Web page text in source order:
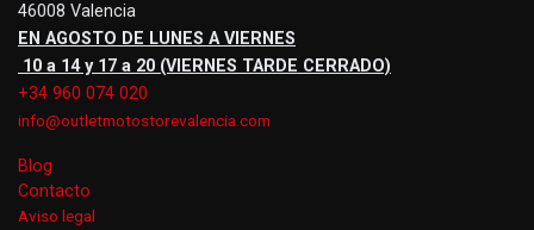
46008 Valencia
EN AGOSTO DE LUNES A VIERNES
10 a 14 y 17 a 20 (VIERNES TARDE CERRADO)
+34 960 074 020
info@outletmotostorevalencia.com
Blog
Contacto
Aviso legal